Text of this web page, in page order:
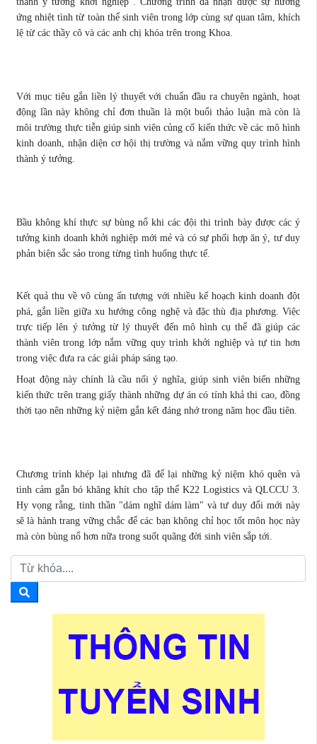
ứng nhiệt tình từ toàn thể sinh viên trong lớp cùng sự quan tâm, khích
lệ từ các thầy cô và các anh chị khóa trên trong Khoa.
Với mục tiêu gắn liền lý thuyết với chuẩn đầu ra chuyên ngành, hoạt
động lần này không chỉ đơn thuần là một buổi thảo luận mà còn là
môi trường thực tiễn giúp sinh viên củng cố kiến thức về các mô hình
kinh doanh, nhận diện cơ hội thị trường và nắm vững quy trình hình
thành ý tưởng.
Bầu không khí thực sự bùng nổ khi các đội thi trình bày được các ý
tưởng kinh doanh khởi nghiệp mới mẻ và có sự phối hợp ăn ý, tư duy
phản biện sắc sảo trong từng tình huống thực tế.
Kết quả thu về vô cùng ấn tượng với nhiều kế hoạch kinh doanh đột
phá, gắn liền giữa xu hướng công nghệ và đặc thù địa phương. Việc
trực tiếp lên ý tưởng từ lý thuyết đến mô hình cụ thể đã giúp các
thành viên trong lớp nắm vững quy trình khởi nghiệp và tự tin hơn
trong việc đưa ra các giải pháp sáng tạo.
Hoạt động này chính là cầu nối ý nghĩa, giúp sinh viên biến những
kiến thức trên trang giấy thành những dự án có tính khả thi cao, đồng
thời tạo nên những kỷ niệm gắn kết đáng nhớ trong năm học đầu tiên.
Chương trình khép lại nhưng đã để lại những kỷ niệm khó quên và
tình cảm gắn bó khăng khít cho tập thể K22 Logistics và QLCCU 3.
Hy vọng rằng, tinh thần "dám nghĩ dám làm" và tư duy đổi mới này
sẽ là hành trang vững chắc để các bạn không chỉ học tốt môn học này
mà còn bùng nổ hơn nữa trong suốt quãng đời sinh viên sắp tới.